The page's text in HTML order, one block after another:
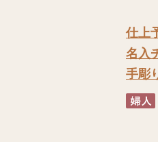
仕上
名入
手彫